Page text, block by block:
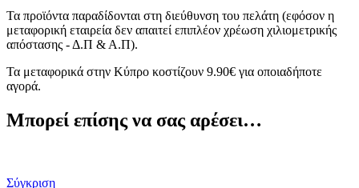
Τα προϊόντα παραδίδονται στη διεύθυνση του πελάτη (εφόσον η
μεταφορική εταιρεία δεν απαιτεί επιπλέον χρέωση χιλιομετρικής
απόστασης - Δ.Π & Α.Π).
Τα μεταφορικά στην Κύπρο κοστίζουν 9.90€ για οποιαδήποτε
αγορά.
Μπορεί επίσης να σας αρέσει…
Σύγκριση